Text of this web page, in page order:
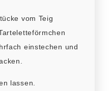
vom Teig
einstechen und
lassen.